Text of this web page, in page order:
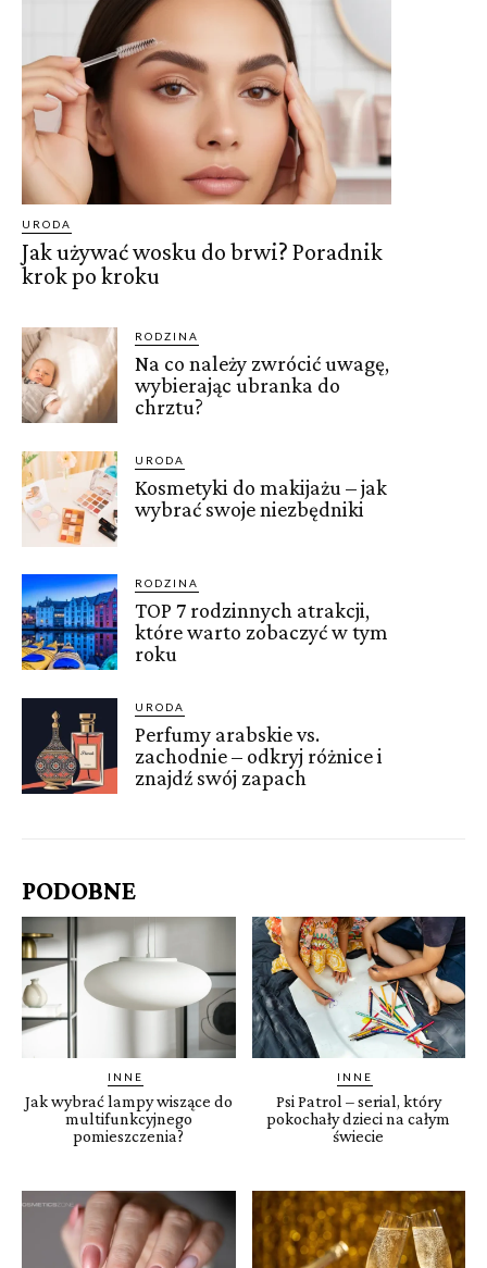
URODA
Jak używać wosku do brwi? Poradnik
krok po kroku
RODZINA
Na co należy zwrócić uwagę,
wybierając ubranka do
chrztu?
URODA
Kosmetyki do makijażu – jak
wybrać swoje niezbędniki
RODZINA
TOP 7 rodzinnych atrakcji,
które warto zobaczyć w tym
roku
URODA
Perfumy arabskie vs.
zachodnie – odkryj różnice i
znajdź swój zapach
PODOBNE
INNE
Jak wybrać lampy wiszące do
multifunkcyjnego
pomieszczenia?
INNE
Psi Patrol – serial, który
pokochały dzieci na całym
świecie